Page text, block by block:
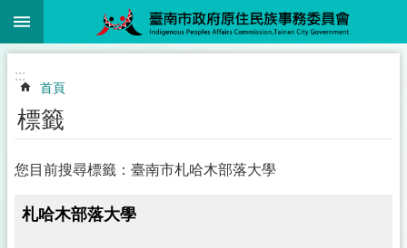
跳到主要內容區塊
:::
首頁
標籤
您目前搜尋標籤：臺南市札哈木部落大學
札哈木部落大學